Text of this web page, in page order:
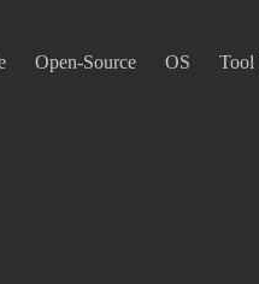
Open-Source OS Tool